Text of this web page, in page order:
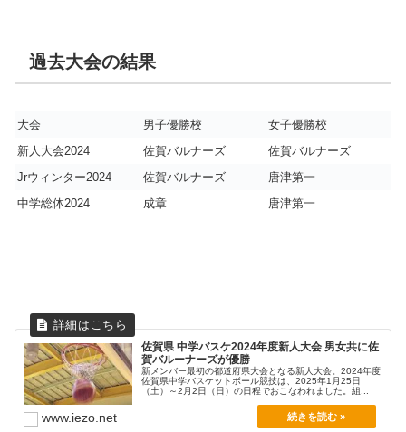
過去大会の結果
大会 男子優勝校
女子優勝校
新人大会2024
佐賀バルナーズ
佐賀バルナーズ
Jrウィンター2024
佐賀バルナーズ
唐津第一
中学総体2024
成章 唐津第一
佐賀県 中学バスケ2024年度新人大会 男女共に佐
賀バルーナーズが優勝
新メンバー最初の都道府県大会となる新人大会。2024年度
佐賀県中学バスケットボール競技は、2025年1月25日
（土）～2月2日（日）の日程でおこなわれました。組...
www.iezo.net